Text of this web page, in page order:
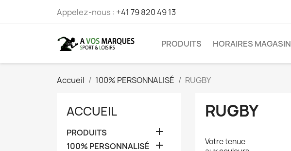
Appelez-nous : +41 79 820 49 13
PRODUITS HORAIRES MAGASIN
Accueil 100% PERSONNALISÉ RUGBY
ACCUEIL
PRODUITS 
100% PERSONNALISÉ 
RUGBY
Votre tenue